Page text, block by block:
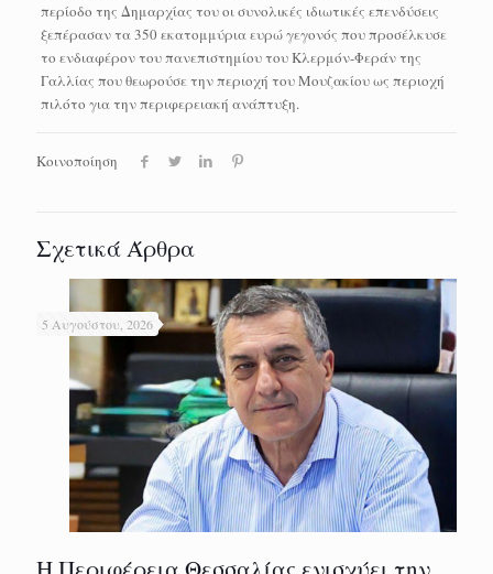
περίοδο της Δημαρχίας του οι συνολικές ιδιωτικές επενδύσεις
ξεπέρασαν τα 350 εκατομμύρια ευρώ γεγονός που προσέλκυσε
το ενδιαφέρον του πανεπιστημίου του Κλερμόν-Φεράν της
Γαλλίας που θεωρούσε την περιοχή του Μουζακίου ως περιοχή
πιλότο για την περιφερειακή ανάπτυξη.
Κοινοποίηση
Σχετικά Άρθρα
5 Αυγούστου, 2026